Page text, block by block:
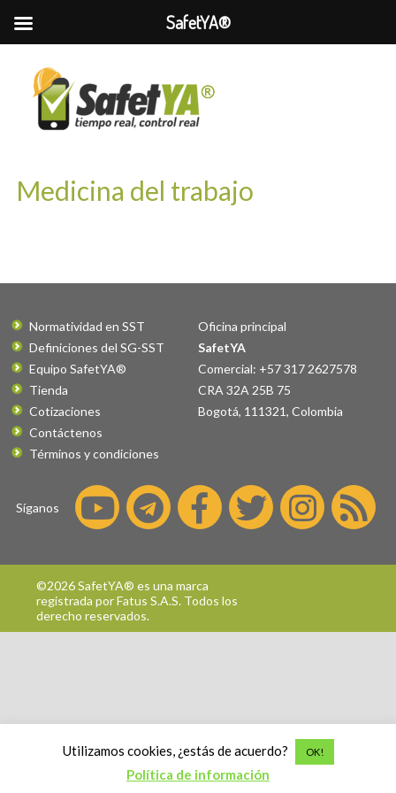
Medicina del trabajo
Normatividad en SST
Definiciones del SG-SST
Equipo SafetYA®
Tienda
Cotizaciones
Contáctenos
Términos y condiciones
Oficina principal
SafetYA
Comercial: +57 317 2627578
CRA 32A 25B 75
Bogotá, 111321, Colombia
Síganos
©2026 SafetYA® es una marca
registrada porFatus S.A.S. Todos los
derecho reservados.
Utilizamos cookies, ¿estás de acuerdo? OK!
Política de información
SafetYA®